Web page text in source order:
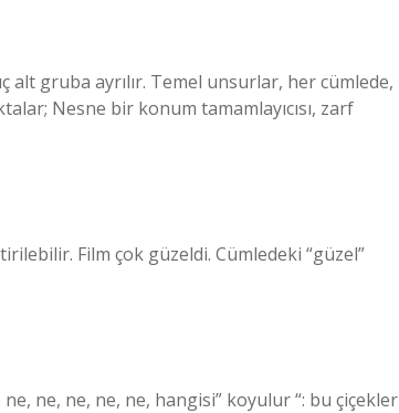
alt gruba ayrılır. Temel unsurlar, her cümlede,
Nesne bir konum tamamlayıcısı, zarf
Film çok güzeldi. Cümledeki “güzel”
ne, ne, ne, ne, hangisi” koyulur “: bu